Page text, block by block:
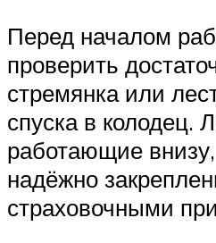
Перед началом
проверить
стремянка или
спуска в колодец.
работающие
надёжно
страховочными